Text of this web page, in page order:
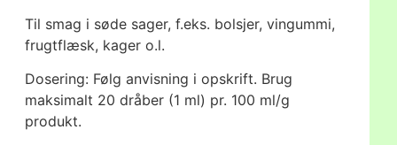
Til smag i søde sager, f.eks. bolsjer, vingummi,
frugtflæsk, kager o.l.
Dosering: Følg anvisning i opskrift. Brug
maksimalt 20 dråber (1 ml) pr. 100 ml/g
produkt.